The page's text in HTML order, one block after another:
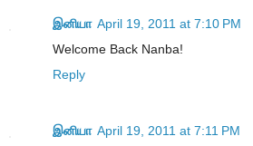
இனியா April 19, 2011 at 7:10 PM
Welcome Back Nanba!
Reply
இனியா April 19, 2011 at 7:11 PM